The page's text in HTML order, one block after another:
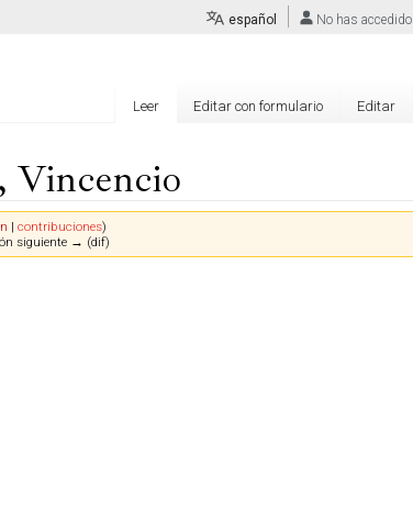
Vincencio
| contribuciones)
siguiente → (dif)
español No has accedido
Leer Editar con formulario Editar